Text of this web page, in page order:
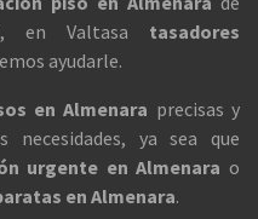
en Valtasa tasadores
ayudarle.
en Almenara precisas y
necesidades, ya sea que
urgente en Almenara o
en Almenara.